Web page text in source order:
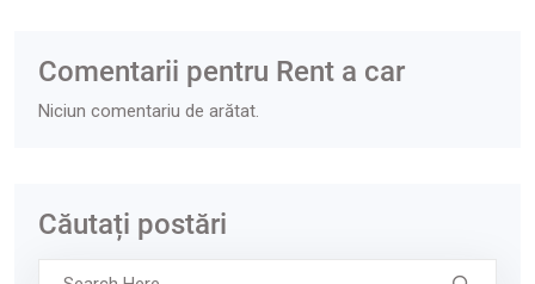
Comentarii pentru Rent a car
Niciun comentariu de arătat.
Căutați postări